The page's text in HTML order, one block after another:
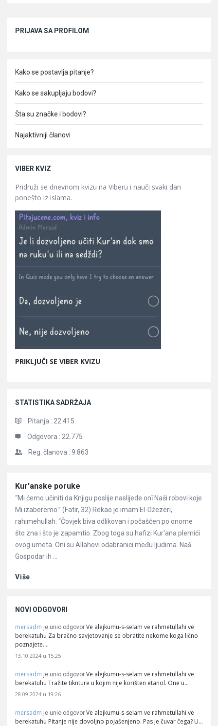
PRIJAVA SA PROFILOM
Kako se postavlja pitanje?
Kako se sakupljaju bodovi?
Šta su značke i bodovi?
Najaktivniji članovi
VIBER KVIZ
Pridruži se dnevnom kvizu na Viberu i nauči svaki dan
ponešto iz islama.
PRIKLJUČI SE VIBER KVIZU
STATISTIKA SADRŽAJA
Pitanja : 22.415
Odgovora : 22.775
Reg. članova : 9.863
Članci
Kur'anske poruke
“Mi ćemo učiniti da Knjigu poslije naslijede onī Naši robovi koje
Mi izaberemo.” (Fatir, 32) Rekao je imam El-Džezeri,
rahimehullah: “Čovjek biva odlikovan i počašćen po onome
što zna i što je zapamtio. Zbog toga su hafizi Kur'ana plemići
ovog umeta. Oni su Allahovi odabranici među ljudima. Naš
Gospodar ih ...
Više
NOVI ODGOVORI
mersadm je unio odgovor Ve alejkumu-s-selam ve rahmetullahi ve
berekatuhu Za bračno savjetovanje se obratite nekome koga lično
poznajete.…
13.10.2024 u 15:25
mersadm je unio odgovor Ve alejkumu-s-selam ve rahmetullahi ve
berekatuhu Tražite tiknture u kojim nije korišten etanol. One u…
28.09.2024 u 19:26
mersadm je unio odgovor Ve alejkumu-s-selam ve rahmetullahi ve
berekatuhu Pitanje nije dovoljno pojašenjeno. Pas je čuvar čega? U…